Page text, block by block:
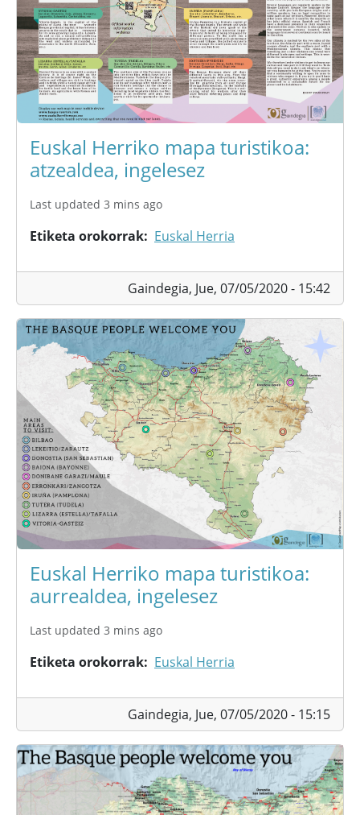
Euskal Herriko mapa turistikoa:
atzealdea, ingelesez
Last updated 3 mins ago
Etiketa orokorrak Euskal Herria
Gaindegia, Jue, 07/05/2020 - 15:42
Euskal Herriko mapa turistikoa:
aurrealdea, ingelesez
Last updated 3 mins ago
Etiketa orokorrak Euskal Herria
Gaindegia, Jue, 07/05/2020 - 15:15